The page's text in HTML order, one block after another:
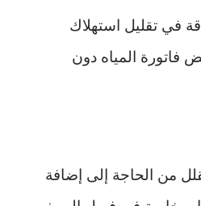
في تقليل استهلاك
فاتورة المياه دون
من الحاجة إلى إضافة